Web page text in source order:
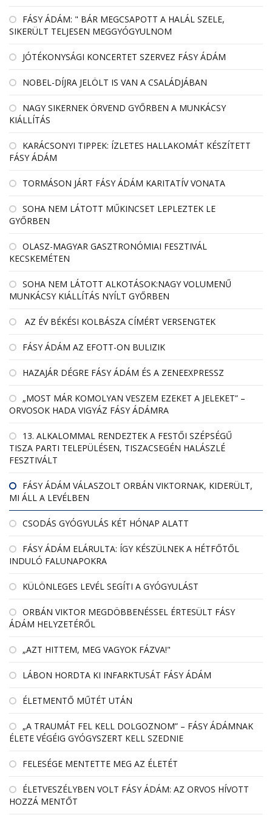
FÁSY ÁDÁM: " BÁR MEGCSAPOTT A HALÁL SZELE,
SIKERÜLT TELJESEN MEGGYÓGYULNOM
JÓTÉKONYSÁGI KONCERTET SZERVEZ FÁSY ÁDÁM
NOBEL-DÍJRA JELÖLT IS VAN A CSALÁDJÁBAN
NAGY SIKERNEK ÖRVEND GYŐRBEN A MUNKÁCSY
KIÁLLÍTÁS
KARÁCSONYI TIPPEK: ÍZLETES HALLAKOMÁT KÉSZÍTETT
FÁSY ÁDÁM
TORMÁSON JÁRT FÁSY ÁDÁM KARITATÍV VONATA
SOHA NEM LÁTOTT MŰKINCSET LEPLEZTEK LE
GYŐRBEN
OLASZ-MAGYAR GASZTRONÓMIAI FESZTIVÁL
KECSKEMÉTEN
SOHA NEM LÁTOTT ALKOTÁSOK:NAGY VOLUMENŰ
MUNKÁCSY KIÁLLÍTÁS NYÍLT GYŐRBEN
AZ ÉV BÉKÉSI KOLBÁSZA CÍMÉRT VERSENGTEK
FÁSY ÁDÁM AZ EFOTT-ON BULIZIK
HAZAJÁR DÉGRE FÁSY ÁDÁM ÉS A ZENEEXPRESSZ
„MOST MÁR KOMOLYAN VESZEM EZEKET A JELEKET” –
ORVOSOK HADA VIGYÁZ FÁSY ÁDÁMRA
13. ALKALOMMAL RENDEZTEK A FESTŐI SZÉPSÉGŰ
TISZA PARTI TELEPÜLÉSEN, TISZACSEGÉN HALÁSZLÉ
FESZTIVÁLT
FÁSY ÁDÁM VÁLASZOLT ORBÁN VIKTORNAK, KIDERÜLT,
MI ÁLL A LEVÉLBEN
CSODÁS GYÓGYULÁS KÉT HÓNAP ALATT
FÁSY ÁDÁM ELÁRULTA: ÍGY KÉSZÜLNEK A HÉTFŐTŐL
INDULÓ FALUNAPOKRA
KÜLÖNLEGES LEVÉL SEGÍTI A GYÓGYULÁST
ORBÁN VIKTOR MEGDÖBBENÉSSEL ÉRTESÜLT FÁSY
ÁDÁM HELYZETÉRŐL
„AZT HITTEM, MEG VAGYOK FÁZVA!"
LÁBON HORDTA KI INFARKTUSÁT FÁSY ÁDÁM
ÉLETMENTŐ MŰTÉT UTÁN
„A TRAUMÁT FEL KELL DOLGOZNOM” – FÁSY ÁDÁMNAK
ÉLETE VÉGÉIG GYÓGYSZERT KELL SZEDNIE
FELESÉGE MENTETTE MEG AZ ÉLETÉT
ÉLETVESZÉLYBEN VOLT FÁSY ÁDÁM: AZ ORVOS HÍVOTT
HOZZÁ MENTŐT